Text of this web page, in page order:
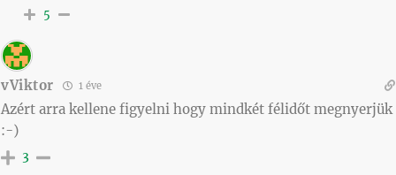
5
vViktor 1 éve
Azért arra kellene figyelni hogy mindkét félidőt megnyerjük
:-)
3